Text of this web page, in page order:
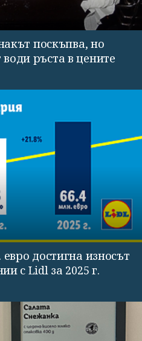
поскъпва, но
ръста в цените
достигна износът
с Lidl за 2025 г.